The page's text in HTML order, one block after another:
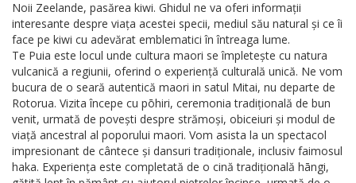
Noii Zeelande, pasărea kiwi. Ghidul ne va oferi informații
interesante despre viața acestei specii, mediul său natural și ce îi
face pe kiwi cu adevărat emblematici în întreaga lume.
Te Puia este locul unde cultura maori se împletește cu natura
vulcanică a regiunii, oferind o experiență culturală unică. Ne vom
bucura de o seară autentică maori in satul Mitai, nu departe de
Rotorua. Vizita începe cu pōhiri, ceremonia tradițională de bun
venit, urmată de povești despre strămoși, obiceiuri și modul de
viață ancestral al poporului maori. Vom asista la un spectacol
impresionant de cântece și dansuri tradiționale, inclusiv faimosul
haka. Experiența este completată de o cină tradițională hāngi,